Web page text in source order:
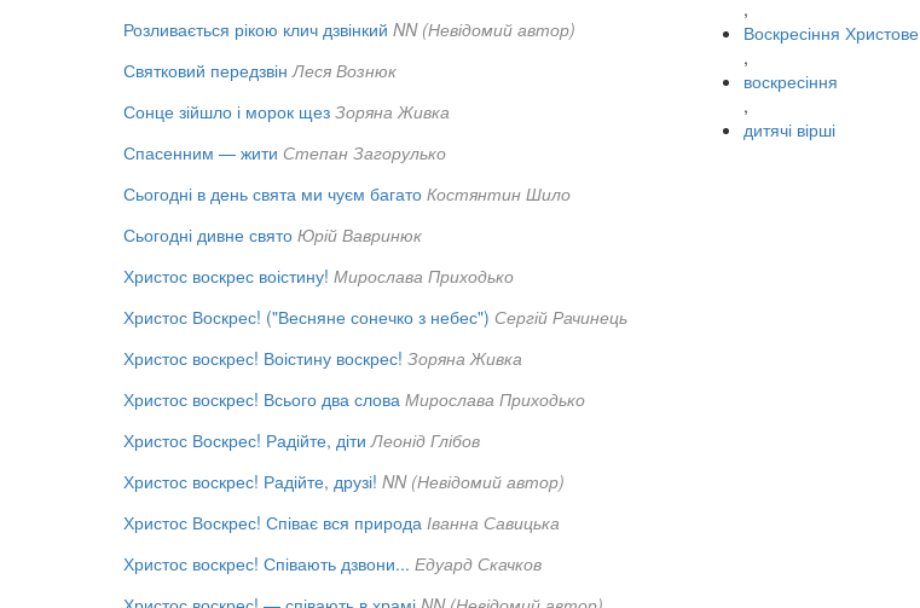
,
Воскресіння Христове
,
воскресіння
,
дитячі вірші
Розливається рікою клич дзвінкий NN (Невідомий автор)
Святковий передзвін Леся Вознюк
Сонце зійшло і морок щез Зоряна Живка
Спасенним — жити Степан Загорулько
Сьогодні в день свята ми чуєм багато Костянтин Шило
Сьогодні дивне свято Юрій Вавринюк
Христос воскрес воістину! Мирослава Приходько
Христос Воскрес! ("Весняне сонечко з небес") Сергій Рачинець
Христос воскрес! Воістину воскрес! Зоряна Живка
Христос воскрес! Всього два слова Мирослава Приходько
Христос Воскрес! Радійте, діти Леонід Глібов
Христос воскрес! Радійте, друзі! NN (Невідомий автор)
Христос Воскрес! Співає вся природа Іванна Савицька
Христос воскрес! Співають дзвони... Едуард Скачков